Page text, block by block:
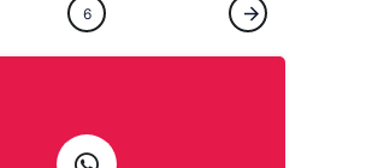
Haber Gönder